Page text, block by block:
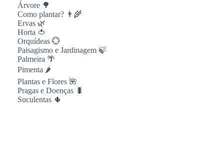
Árvore 🌳
Como plantar? 👨‍🌾
Ervas 🌿
Horta 🍅
Orquídeas 💮
Paisagismo e Jardinagem 🍃
Palmeira 🌴
Pimenta 🌶
Plantas e Flores 🌺
Pragas e Doenças 🐛
Suculentas 🌵